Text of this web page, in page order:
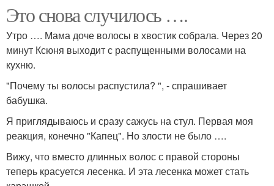
Это снова случилось ….
Утро …. Мама доче волосы в хвостик собрала. Через 20
минут Ксюня выходит с распущенными волосами на
кухню.
"Почему ты волосы распустила? ", - спрашивает
бабушка.
Я приглядываюсь и сразу сажусь на стул. Первая моя
реакция, конечно "Капец". Но злости не было ….
Вижу, что вместо длинных волос с правой стороны
теперь красуется лесенка. И эта лесенка может стать